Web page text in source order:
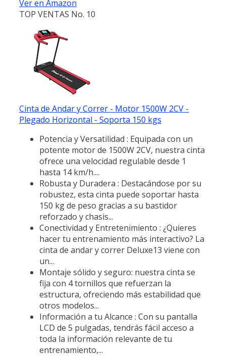
Ver en Amazon
TOP VENTAS No. 10
Cinta de Andar y Correr - Motor 1500W 2CV -
Plegado Horizontal - Soporta 150 kgs
Potencia y Versatilidad : Equipada con un
potente motor de 1500W 2CV, nuestra cinta
ofrece una velocidad regulable desde 1
hasta 14 km/h....
Robusta y Duradera : Destacándose por su
robustez, esta cinta puede soportar hasta
150 kg de peso gracias a su bastidor
reforzado y chasis...
Conectividad y Entretenimiento : ¿Quieres
hacer tu entrenamiento más interactivo? La
cinta de andar y correr Deluxe13 viene con
un...
Montaje sólido y seguro: nuestra cinta se
fija con 4 tornillos que refuerzan la
estructura, ofreciendo más estabilidad que
otros modelos...
Información a tu Alcance : Con su pantalla
LCD de 5 pulgadas, tendrás fácil acceso a
toda la información relevante de tu
entrenamiento,...